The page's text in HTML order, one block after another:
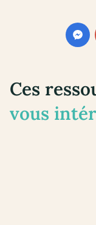
Ces
vous